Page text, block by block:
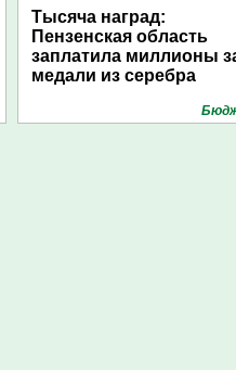
Тысяча наград:
Пензенская область
заплатила миллионы
медали из серебра